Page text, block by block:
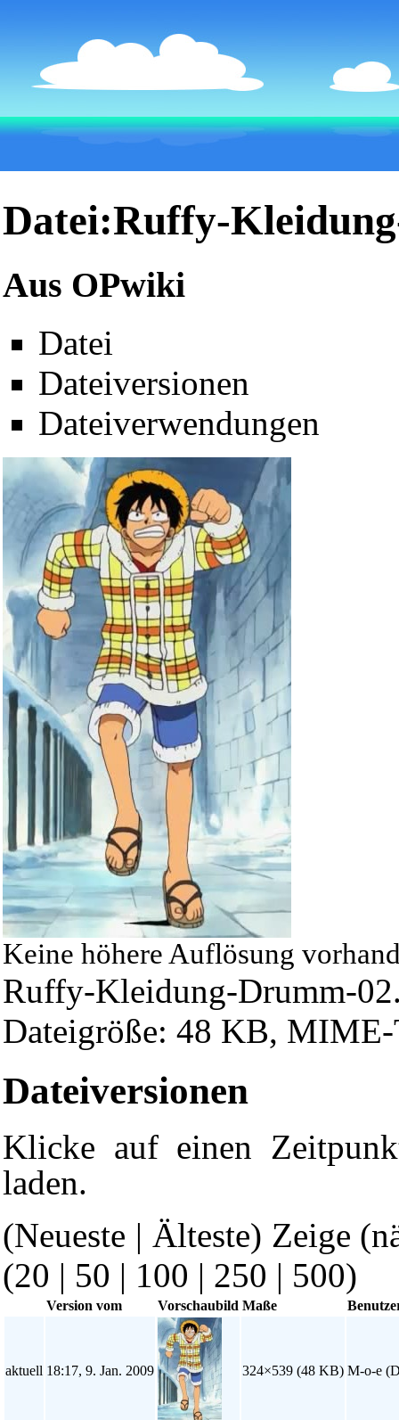
Datei:Ruffy-
Aus OPwiki
Datei
Dateiversionen
Dateiverwendungen
Keine höhere Auflösung
Ruffy-Kleidung-Drumm-
Dateigröße: 48 KB,
Dateiversionen
Klicke auf einen
laden.
(Neueste | Älteste) Zeige
(20 | 50 | 100 | 250 | 500)
Version vom Vorschaubild Maße
aktuell 18:17, 9. Jan. 2009 324×539 (48 KB) M-o-e (